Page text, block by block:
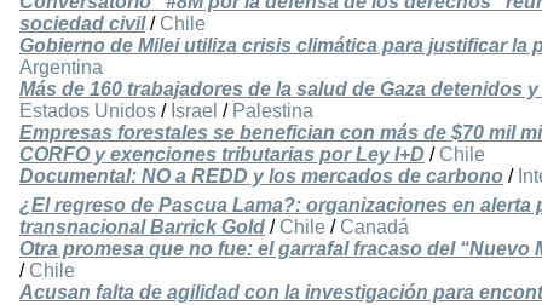
sociedad civil/ Chile
Gobierno de Milei utiliza crisis climática para justificar la
Argentina
Más de 160 trabajadores de la salud de Gaza detenidos
Estados Unidos / Israel / Palestina
Empresas forestales se benefician con más de $70 mil
CORFO y exenciones tributarias por Ley I+D / Chile
Documental: NO a REDD y los mercados de carbono /
¿El regreso de Pascua Lama?: organizaciones en
transnacional Barrick Gold / Chile / Canadá
Otra promesa que no fue: el garrafal fracaso del
/ Chile
Acusan falta de agilidad con la investigación para